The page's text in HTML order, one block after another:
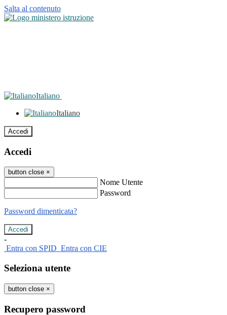
Salta al contenuto
Italiano
Italiano
Accedi
Accedi
button close ×
Nome Utente
Password
Password dimenticata?
-
Entra con SPID Entra con CIE
Seleziona utente
button close ×
Recupero password